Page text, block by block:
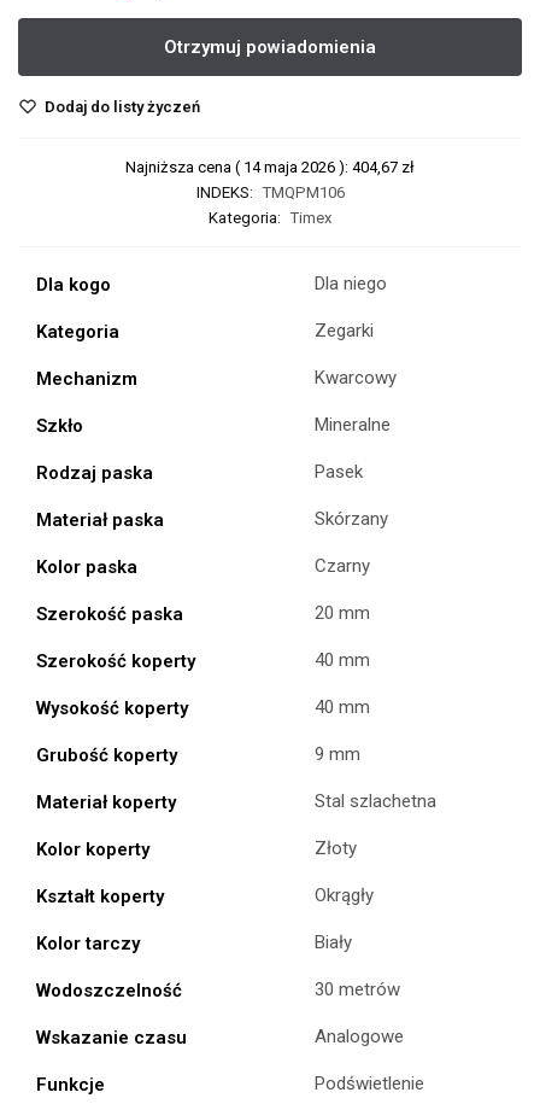
Dodaj do listy życzeń
Najniższa cena ( 14 maja 2026 ): 404,67 zł
INDEKS: TMQPM106
Kategoria: Timex
Dla kogo Dla niego
Kategoria Zegarki
Mechanizm Kwarcowy
Szkło Mineralne
Rodzaj paska Pasek
Materiał paska Skórzany
Kolor paska Czarny
Szerokość paska 20 mm
Szerokość koperty 40 mm
Wysokość koperty 40 mm
Grubość koperty 9 mm
Materiał koperty Stal szlachetna
Kolor koperty Złoty
Kształt koperty Okrągły
Kolor tarczy Biały
Wodoszczelność 30 metrów
Wskazanie czasu Analogowe
Funkcje Podświetlenie